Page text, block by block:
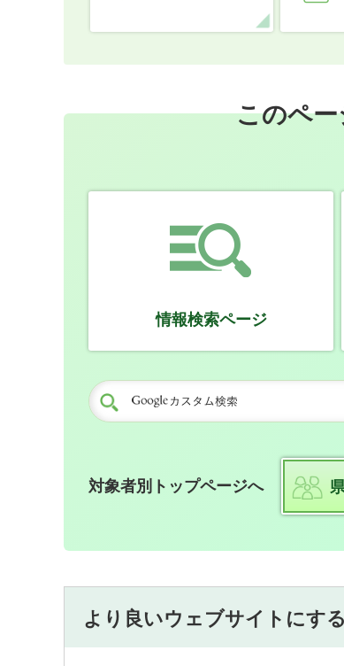
このペ
情報検索ページ
対象者別トップページへ
より良いウェブサイトにす